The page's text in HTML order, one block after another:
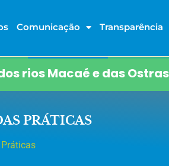
Comunicação Transparência
rios Macaé e das Ostras
PRÁTICAS